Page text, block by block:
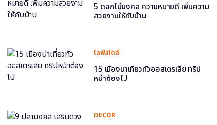
5 ดอกไม้มงคล ความหมายดี เพิ่มความ
สวยงามให้กับบ้าน
ไลฟ์สไตล์
15 เมืองน่าเที่ยวทั่วออสเตรเลีย ทริป
หน้าต้องไป
DECOR